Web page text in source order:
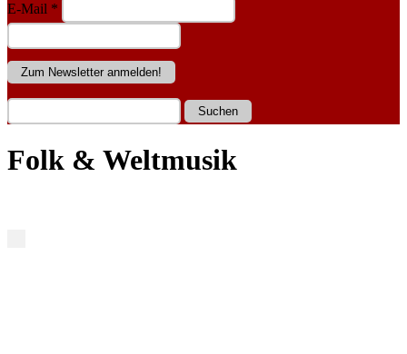
E-Mail *
Folk & Weltmusik